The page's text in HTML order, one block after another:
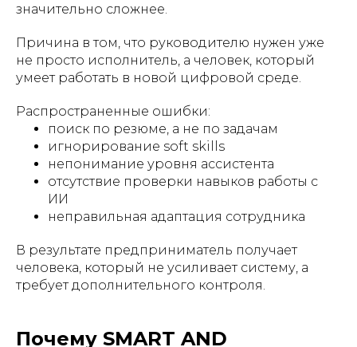
значительно сложнее.
Причина в том, что руководителю нужен уже
не просто исполнитель, а человек, который
умеет работать в новой цифровой среде.
Распространенные ошибки:
поиск по резюме, а не по задачам
игнорирование soft skills
непонимание уровня ассистента
отсутствие проверки навыков работы с
ИИ
неправильная адаптация сотрудника
В результате предприниматель получает
человека, который не усиливает систему, а
требует дополнительного контроля.
Почему SMART AND